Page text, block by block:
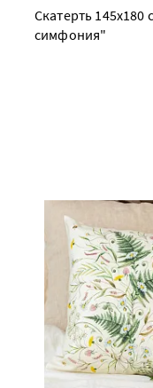
Скатерть 145х180 см "Цветочная
симфония"